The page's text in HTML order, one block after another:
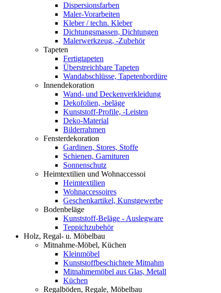
Dispersionsfarben
Maler-Vorarbeiten
Kleber / techn. Kleber
Dichtungsmassen, Dichtungen
Malerwerkzeug, -Zubehör
Tapeten
Fertigtapeten
Überstreichbare Tapeten
Wandabschlüsse, Tapetenbordüre
Innendekoration
Wand- und Deckenverkleidung
Dekofolien, -beläge
Kunststoff-Profile, -Leisten
Deko-Material
Bilderrahmen
Fensterdekoration
Gardinen, Stores, Stoffe
Schienen, Garnituren
Sonnenschutz
Heimtextilien und Wohnaccessoi
Heimtextilien
Wohnaccessoires
Geschenkartikel, Kunstgewerbe
Bodenbeläge
Kunststoff-Beläge - Auslegware
Teppichzubehör
Holz, Regal- u. Möbelbau
Mitnahme-Möbel, Küchen
Kleinmöbel
Kunststoffbeschichtete Mitnahm
Mitnahmemöbel aus Glas, Metall
Küchen
Regalböden, Regale, Möbelbau